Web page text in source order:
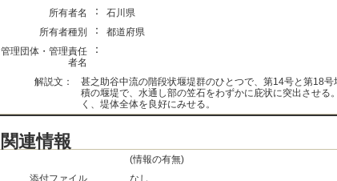
所有者名 ：
石川県
所有者種別
：
都道府県
管理団体・管理責任
者名
：
解説文：
甚之助谷中流の階段状堰堤群のひとつで、第14号と第18
積の堰堤で、水通し部の笠石をわずかに庇状に突出させ
く、堤体全体を良好にみせる。
関連情報
(情報の有無)
添付ファイル
なし